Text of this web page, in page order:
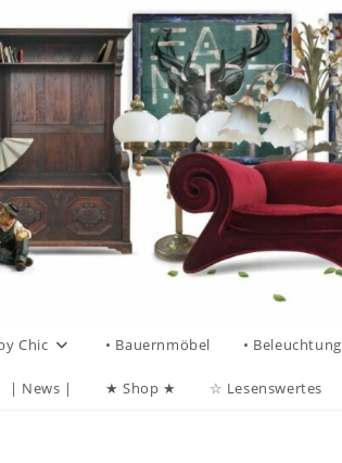
Chic • Bauernmöbel • Beleuchtung
| News | ★ Shop ★ ☆ Lesenswertes